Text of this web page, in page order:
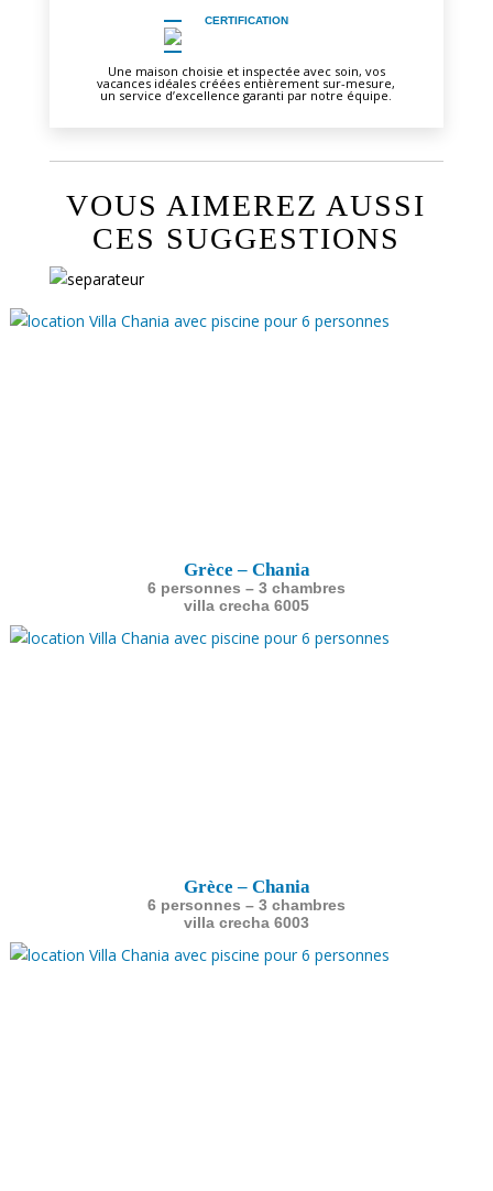
CERTIFICATION
Une maison choisie et inspectée avec soin, vos
vacances idéales créées entièrement sur-mesure,
un service d’excellence garanti par notre équipe.
VOUS AIMEREZ AUSSI
CES SUGGESTIONS
Grèce – Chania
6 personnes – 3 chambres
villa crecha 6005
Grèce – Chania
6 personnes – 3 chambres
villa crecha 6003